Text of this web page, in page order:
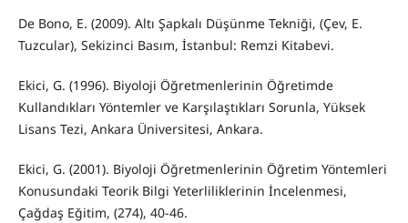
De Bono, E. (2009). Altı Şapkalı Düşünme Tekniği, (Çev, E.
Tuzcular), Sekizinci Basım, İstanbul: Remzi Kitabevi.
Ekici, G. (1996). Biyoloji Öğretmenlerinin Öğretimde
Kullandıkları Yöntemler ve Karşılaştıkları Sorunla, Yüksek
Lisans Tezi, Ankara Üniversitesi, Ankara.
Ekici, G. (2001). Biyoloji Öğretmenlerinin Öğretim Yöntemleri
Konusundaki Teorik Bilgi Yeterliliklerinin İncelenmesi,
Çağdaş Eğitim, (274), 40-46.